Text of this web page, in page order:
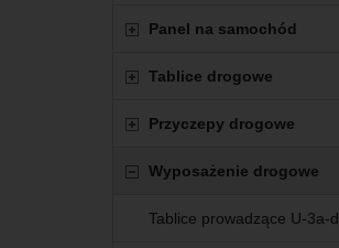
Panel na samochód
Tablice drogowe
Przyczepy drogowe
Wyposażenie drogowe
Tablice prowadzące U-3a-d